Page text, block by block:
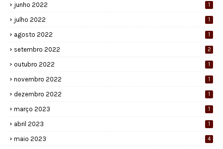
junho 2022 1
julho 2022 1
agosto 2022 1
setembro 2022 2
outubro 2022 1
novembro 2022 1
dezembro 2022 1
março 2023 1
abril 2023 1
maio 2023 4